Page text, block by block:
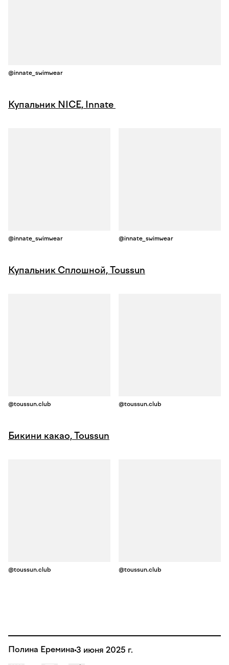
@innate_swimwear
Купальник NICE, Innate
@innate_swimwear @innate_swimwear
Купальник Сплошной, Toussun
@toussun.club @toussun.club
Бикини какао, Toussun
@toussun.club @toussun.club
Полина Еремина 3 июня 2025 г.